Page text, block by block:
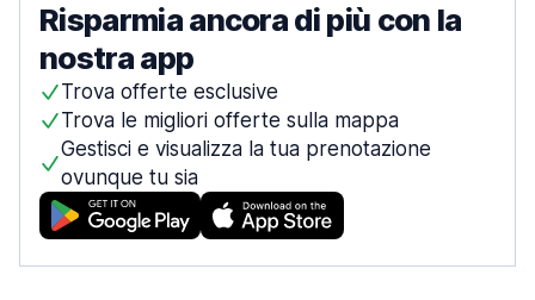
Risparmia ancora di più con la
nostra app
Trova offerte esclusive
Trova le migliori offerte sulla mappa
Gestisci e visualizza la tua prenotazione
ovunque tu sia